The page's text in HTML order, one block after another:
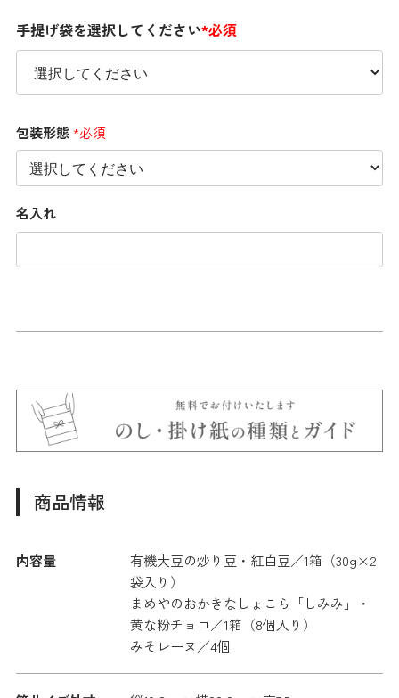
手提げ袋を選択してください*必須
包装形態*必須
名入れ
商品情報
内容量
有機大豆の炒り豆・紅白豆／1箱（30g×2
袋入り）
まめやのおかきなしょこら「しみみ」・
黄な粉チョコ／1箱（8個入り）
みそレーヌ／4個